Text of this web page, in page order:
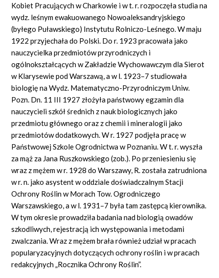
Kobiet Pracujących w Charkowie i w t. r. rozpoczęła studia na
wydz. leśnym ewakuowanego Nowoaleksandryjskiego
(byłego Puławskiego) Instytutu Rolniczo-Leśnego. W maju
1922 przyjechała do Polski. Do r. 1923 pracowała jako
nauczycielka przedmiotów przyrodniczych i
ogólnokształcących w Zakładzie Wychowawczym dla Sierot
w Klarysewie pod Warszawą, a w l. 1923–7 studiowała
biologię na Wydz. Matematyczno-Przyrodniczym Uniw.
Pozn. Dn. 11 III 1927 złożyła państwowy egzamin dla
nauczycieli szkół średnich z nauk biologicznych jako
przedmiotu głównego oraz z chemii i mineralogii jako
przedmiotów dodatkowych. W r. 1927 podjęła pracę w
Państwowej Szkole Ogrodnictwa w Poznaniu. W t. r. wyszła
za mąż za Jana Ruszkowskiego (zob.). Po przeniesieniu się
wraz z mężem w r. 1928 do Warszawy, R. została zatrudniona
w r. n. jako asystent w oddziale doświadczalnym Stacji
Ochrony Roślin w Morach Tow. Ogrodniczego
Warszawskiego, a w l. 1931–7 była tam zastępcą kierownika.
W tym okresie prowadziła badania nad biologią owadów
szkodliwych, rejestracją ich występowania i metodami
zwalczania. Wraz z mężem brała również udział w pracach
popularyzacyjnych dotyczących ochrony roślin i w pracach
redakcyjnych „Rocznika Ochrony Roślin”.